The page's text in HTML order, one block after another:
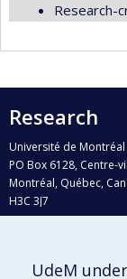
Research-
Research
Université de Montréal
PO Box 6128, Centre-
Montréal, Québec,
H3C 3J7
UdeM